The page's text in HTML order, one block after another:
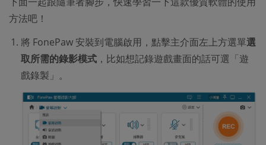
方法吧！
將 FonePaw 安裝到電腦啟用，點擊主介面左上方選單選
取所需的錄影模式 ，比如想記錄遊戲畫面的話可選「遊
戲錄製」。